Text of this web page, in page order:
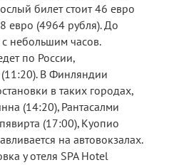
билет стоит 46 евро
евро (4964 рубля). До
небольшим часов.
по России,
(11:20). В Финляндии
в таких городах,
(14:20), Рантасалми
(17:00), Куопио
на автовокзалах.
у отеля SPA Hotel